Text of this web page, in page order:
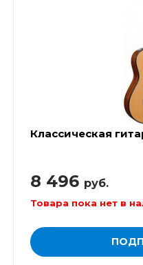
Классическая
8 496 руб.
Товара пока нет в